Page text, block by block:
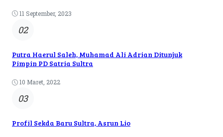
11 September, 2023
02
Putra Haerul Saleh, Muhamad Ali Adrian Ditunjuk
Pimpin PD Satria Sultra
10 Maret, 2022
03
Profil Sekda Baru Sultra, Asrun Lio